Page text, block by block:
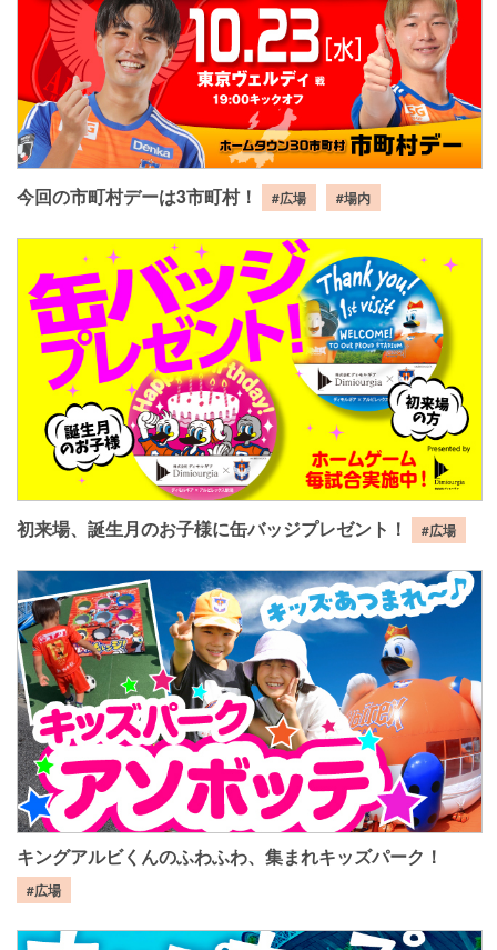
今回の市町村デーは3市町村！ #広場 #場内
初来場、誕生月のお子様に缶バッジプレゼント！ #広場
キングアルビくんのふわふわ、集まれキッズパーク！
#広場